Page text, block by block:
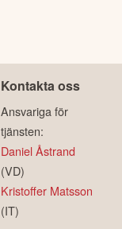
Kontakta oss
Ansvariga för
tjänsten:
Daniel Åstrand
(VD)
Kristoffer Matsson
(IT)